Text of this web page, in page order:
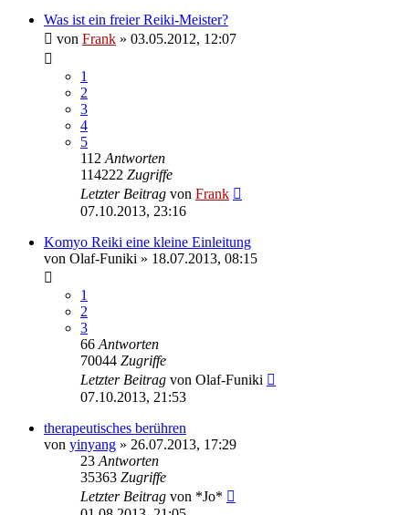
Was ist ein freier Reiki-Meister?
von Frank » 03.05.2012, 12:07
1
2
3
4
5
112 Antworten
114222 Zugriffe
Letzter Beitrag von Frank
07.10.2013, 23:16
Komyo Reiki eine kleine Einleitung
von Olaf-Funiki » 18.07.2013, 08:15
1
2
3
66 Antworten
70044 Zugriffe
Letzter Beitrag von Olaf-Funiki
07.10.2013, 21:53
therapeutisches berühren
von yinyang » 26.07.2013, 17:29
23 Antworten
35363 Zugriffe
Letzter Beitrag von *Jo*